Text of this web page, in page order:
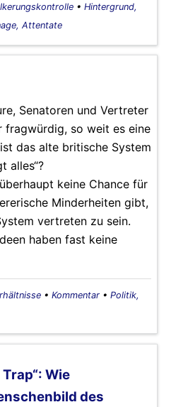
• Hintergrund,
Attentate
Senatoren und Vertreter
fragwürdig, so weit es eine
das alte britische System
alles“?
keine Chance für
Minderheiten gibt,
vertreten zu sein.
haben fast keine
• Kommentar • Politik,
Wie
des